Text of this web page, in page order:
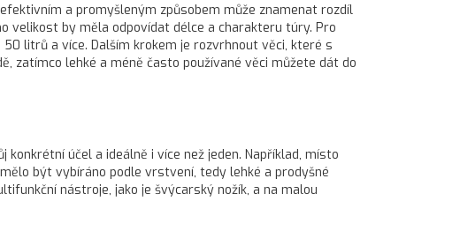
a promyšleným způsobem může znamenat rozdíl
velikost by měla odpovídat délce a charakteru túry. Pro
litrů a více. Dalším krokem je rozvrhnout věci, které s
zatímco lehké a méně často používané věci můžete dát do
účel a ideálně i více než jeden. Například, místo
být vybíráno podle vrstvení, tedy lehké a prodyšné
nástroje, jako je švýcarský nožík, a na malou